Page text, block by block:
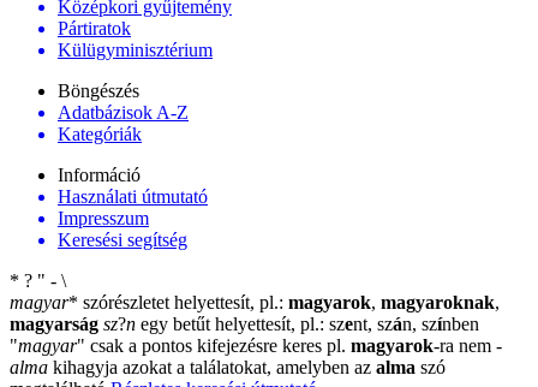
Középkori gyűjtemény
Pártiratok
Külügyminisztérium
Böngészés
Adatbázisok A-Z
Kategóriák
Információ
Használati útmutató
Impresszum
Keresési segítség
* ? " - \
magyar* szórészletet helyettesít, pl.: magyarok, magyaroknak,
magyarság sz?n egy betűt helyettesít, pl.: szent, szán, színben
"magyar" csak a pontos kifejezésre keres pl. magyarok-ra nem -
alma kihagyja azokat a találatokat, amelyben az alma szó